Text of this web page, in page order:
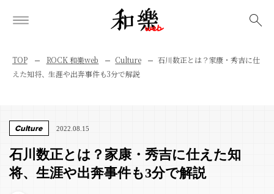
TOP ROCK 和樂web Culture
石川数正とは？家康・秀吉に仕
えた知将、生涯や出奔事件も3分で解説
Culture 2022.08.15
石川数正とは？家康・秀吉に仕えた知
将、生涯や出奔事件も3分で解説